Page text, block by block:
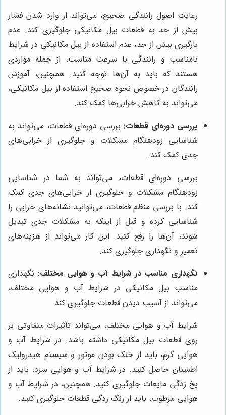
رعایت اصول رانندگی صحیح، می‌تواند از وارد شدن فشار
بیش از حد به قطعات بیل مکانیکی جلوگیری کند. عدم
بارگیری بیش از حد، عدم استفاده از بیل مکانیکی در شرایط
نامناسب و رانندگی با سرعت مناسب، از جمله مواردی
هستند که باید به آن‌ها توجه کنید. همچنین، آموزش
رانندگان در خصوص نحوه صحیح استفاده از بیل مکانیکی،
می‌تواند به کاهش خرابی‌ها کمک کند.
بررسی دوره‌ای قطعات: بررسی دوره‌ای قطعات، می‌تواند به
شناسایی زودهنگام مشکلات و جلوگیری از خرابی‌های
جدی کمک کند.
بررسی دوره‌ای قطعات، می‌تواند به شما در شناسایی
زودهنگام مشکلات و جلوگیری از خرابی‌های جدی کمک
کند. با بررسی منظم قطعات، می‌توانید نشانه‌های خرابی را
شناسایی کرده و قبل از اینکه به مشکلات جدی تبدیل
شوند، آن‌ها را رفع کنید. این کار می‌تواند از هزینه‌های
تعمیر و نگهداری جلوگیری کند.
نگهداری مناسب در شرایط آب و هوایی مختلف: نگهداری
مناسب بیل مکانیکی در شرایط آب و هوایی مختلف،
می‌تواند از آسیب دیدن قطعات جلوگیری کند.
شرایط آب و هوایی مختلف، می‌تواند تأثیرات متفاوتی بر
روی قطعات بیل مکانیکی داشته باشد. در شرایط آب و
هوایی گرم، باید از خنک بودن موتور و سیستم هیدرولیک
اطمینان حاصل کنید. در شرایط آب و هوایی سرد، باید از
یخ زدگی مایعات جلوگیری کنید. همچنین، در شرایط آب و
هوایی مرطوب، باید از زنگ زدگی قطعات جلوگیری کنید.